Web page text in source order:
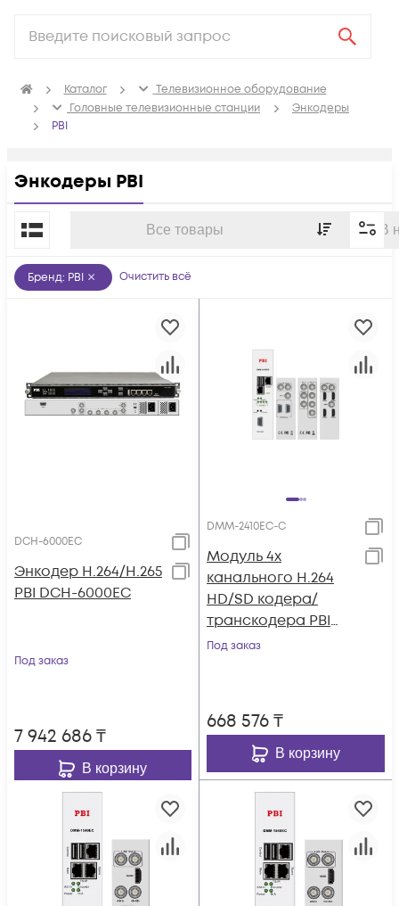
Каталог
Телевизионное оборудование
Головные телевизионные станции
Энкодеры
PBI
Энкодеры PBI
Все товары В
По популярности
Бренд: PBI Очистить всё
DCH-6000EC
Энкодер H.264/H.265
PBI DCH-6000EC
Под заказ
7 942 686₸
В корзину
DMM-2410EC-С
Модуль 4х
канального H.264
HD/SD кодера/
транскодера PBI
DMM-2410EC-С
Под заказ
668 576₸
В корзину